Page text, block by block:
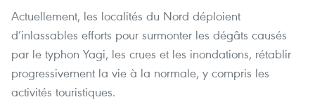
Actuellement, les localités du Nord déploient
d’inlassables efforts pour surmonter les dégâts causés
par le typhon Yagi, les crues et les inondations, rétablir
progressivement la vie à la normale, y compris les
activités touristiques.